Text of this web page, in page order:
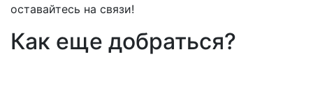
оставайтесь на связи!
Как еще добраться?